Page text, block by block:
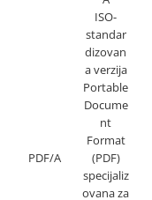
PDF/A
ISO-
standar
dizovan
a verzija
Portable
Docume
nt
Format
(PDF)
specijaliz
ovana za